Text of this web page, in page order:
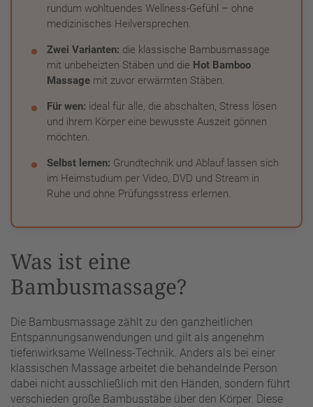
rundum wohltuendes Wellness-Gefühl – ohne
medizinisches Heilversprechen.
Zwei Varianten: die klassische Bambusmassage
mit unbeheizten Stäben und die Hot Bamboo
Massage mit zuvor erwärmten Stäben.
Für wen: ideal für alle, die abschalten, Stress lösen
und ihrem Körper eine bewusste Auszeit gönnen
möchten.
Selbst lernen: Grundtechnik und Ablauf lassen sich
im Heimstudium per Video, DVD und Stream in
Ruhe und ohne Prüfungsstress erlernen.
Was ist eine
Bambusmassage?
Die Bambusmassage zählt zu den ganzheitlichen
Entspannungsanwendungen und gilt als angenehm
tiefenwirksame Wellness-Technik. Anders als bei einer
klassischen Massage arbeitet die behandelnde Person
dabei nicht ausschließlich mit den Händen, sondern führt
verschieden große Bambusstäbe über den Körper. Diese